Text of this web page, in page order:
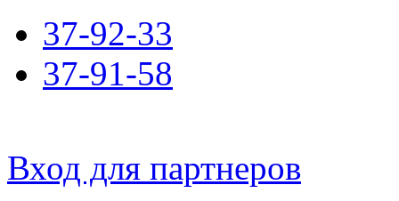
37-92-33
37-91-58
Вход для партнеров